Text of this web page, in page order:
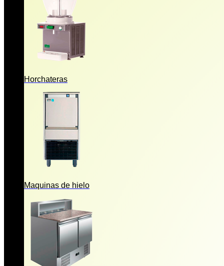
Horchateras
Maquinas de hielo